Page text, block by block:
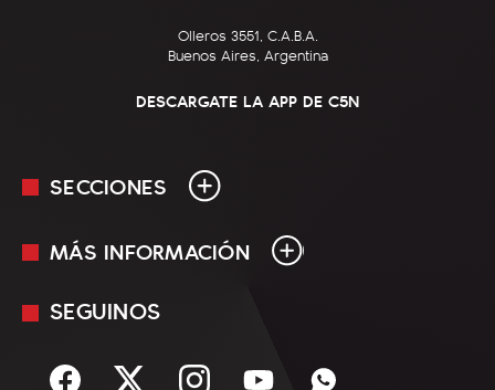
Olleros 3551, C.A.B.A.
Buenos Aires, Argentina
DESCARGATE LA APP DE C5N
SECCIONES
En Vivo
Sociedad
MÁS INFORMACIÓN
Mediakit
Términos y condiciones
SEGUINOS